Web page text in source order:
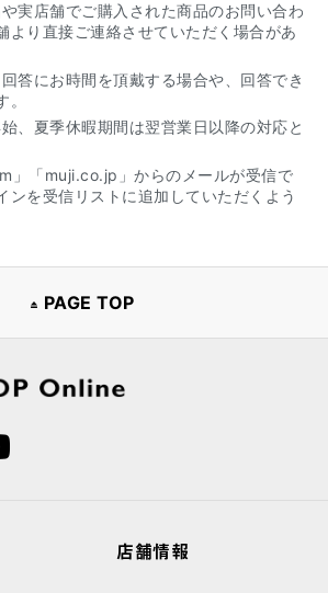
実店舗でご購入された商品のお問い合わ
より直接ご連絡させていただく場合があ
答にお時間を頂戴する場合や、回答でき
、夏季休暇期間は翌営業日以降の対応と
」「muji.co.jp」からのメールが受信で
ンを受信リストに追加していただくよう
PAGE TOP
店舗情報